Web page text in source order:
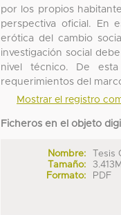
por los propios
perspectiva oficial. En
erótica del cambio
investigación social
nivel técnico. De
requerimientos del
Mostrar el registro
Ficheros en el objeto
Nombre:
Tamaño:
Formato:
PDF